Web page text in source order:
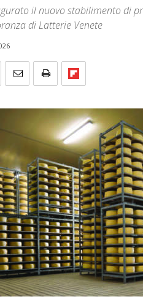
il nuovo stabilimento di
di Latterie Venete